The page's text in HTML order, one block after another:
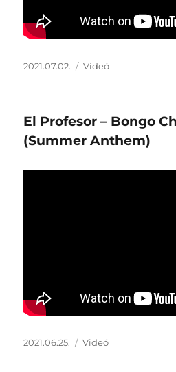
Közzétéve
2021.07.02. Forma
Videó
El Profesor – Bongo
(Summer Anthem)
Közzétéve
2021.06.25. Forma
Videó